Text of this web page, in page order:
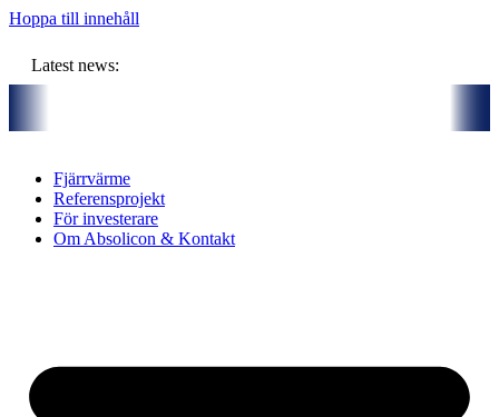
Hoppa till innehåll
Latest news:
Fjärrvärme
Referensprojekt
För investerare
Om Absolicon & Kontakt